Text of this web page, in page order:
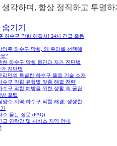
생각하며, 항상 정직하고 투명
숨기기
하수구 막힘 해결사! 24시 긴급 출동
양주 하수구 막힘, 왜 우리를 선택해
?
한 하수구 막힘 원인과 자가 진단법
가 진단법
리만의 특별한 하수구 뚫음 기술 소개
수구 막힘 유형별 맞춤 해결 전략
수구 막힘 예방을 위한 생활 속 꿀팁
방 꿀팁
양주 지역 하수구 막힘 해결, 생생한
주 묻는 질문 (FAQ)
급 연락망 및 서비스 지역 안내